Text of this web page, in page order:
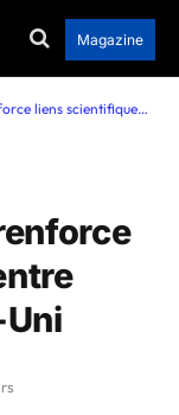
Magazine
entre France et Royaume-Uni